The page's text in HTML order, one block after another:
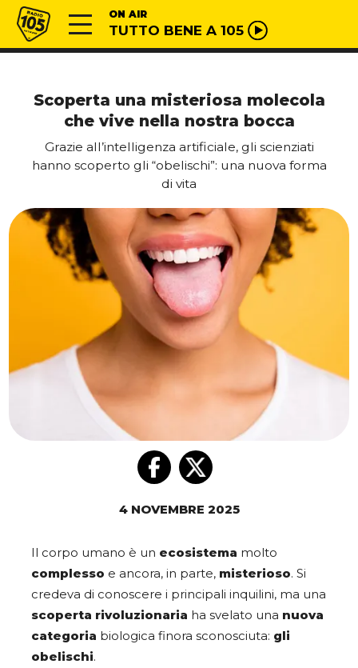
Vai al contenuto
Radio 105 ON AIR
TUTTO BENE A 105
Scoperta una misteriosa molecola
che vive nella nostra bocca
Grazie all’intelligenza artificiale, gli scienziati
hanno scoperto gli “obelischi”: una nuova forma
di vita
4 NOVEMBRE 2025
Il corpo umano è un ecosistema molto
complesso e ancora, in parte, misterioso. Si
credeva di conoscere i principali inquilini, ma una
scoperta rivoluzionaria ha svelato una nuova
categoria biologica finora sconosciuta: gli
obelischi.